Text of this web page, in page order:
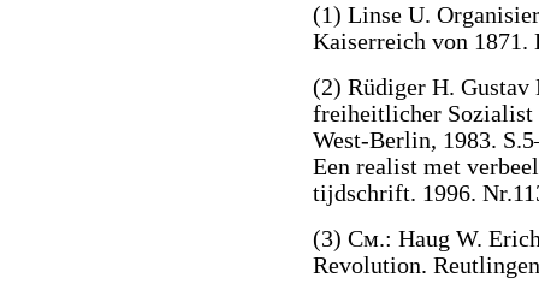
(1) Linse U.
Kaiserreich von 1871.
(2) Rüdiger H. Gustav
freiheitlicher Sozialist
West-Berlin, 1983.
Een realist met
tijdschrift. 1996.
(3) См.: Haug W.
Revolution.